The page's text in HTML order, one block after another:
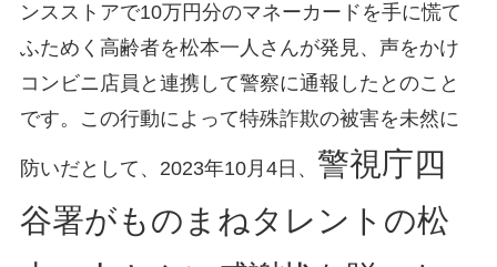
ンスストアで10万円分のマネーカードを手に慌て
ふためく高齢者を松本一人さんが発見、声をかけ
コンビニ店員と連携して警察に通報したとのこと
です。この行動によって特殊詐欺の被害を未然に
防いだとして、2023年10月4日、 警視庁四
谷署がものまねタレントの松